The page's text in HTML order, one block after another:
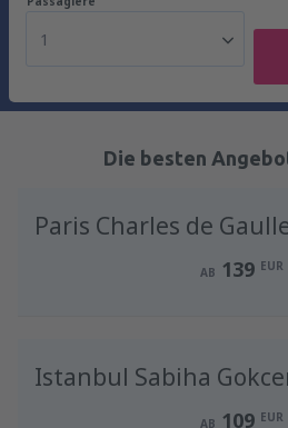
1
Die besten
Paris Charles de
AB 139 EUR
Istanbul Sabiha
AB 109 EUR